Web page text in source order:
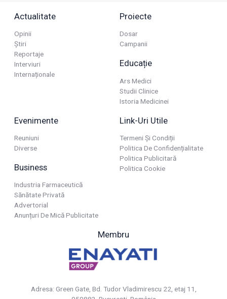
Actualitate
Opinii
Știri
Reportaje
Interviuri
Internaționale
Proiecte
Dosar
Campanii
Educație
Ars Medici
Studii Clinice
Istoria Medicinei
Evenimente
Reuniuni
Diverse
Business
Industria Farmaceutică
Sănătate Privată
Advertorial
Anunțuri De Mică Publicitate
Link-Uri Utile
Termeni Și Condiții
Politica De Confidențialitate
Politica Publicitară
Politica Cookie
Membru
Adresa: Green Gate, Bd. Tudor Vladimirescu 22, etaj 11,